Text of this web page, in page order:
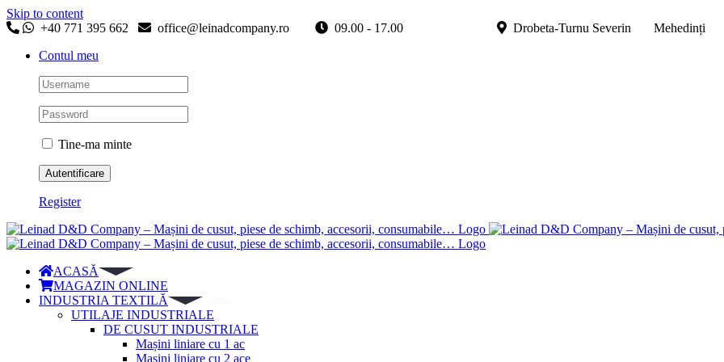
Skip to content
+40 771 395 662
office@leinadcompany.ro 09.00 - 17.00
Drobeta-Turnu Severin Mehedinți
Contul meu
Tine-ma minte
Register
ACASĂ
MAGAZIN ONLINE
INDUSTRIA TEXTILĂ
UTILAJE INDUSTRIALE
DE CUSUT INDUSTRIALE
Mașini liniare cu 1 ac
Mașini liniare cu 2 ace